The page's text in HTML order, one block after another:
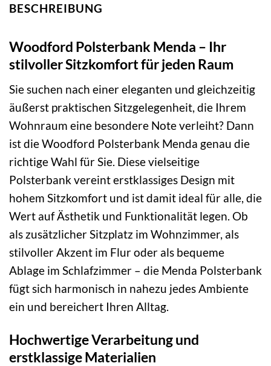
BESCHREIBUNG
Woodford Polsterbank Menda – Ihr
stilvoller Sitzkomfort für jeden Raum
Sie suchen nach einer eleganten und gleichzeitig
äußerst praktischen Sitzgelegenheit, die Ihrem
Wohnraum eine besondere Note verleiht? Dann
ist die Woodford Polsterbank Menda genau die
richtige Wahl für Sie. Diese vielseitige
Polsterbank vereint erstklassiges Design mit
hohem Sitzkomfort und ist damit ideal für alle, die
Wert auf Ästhetik und Funktionalität legen. Ob
als zusätzlicher Sitzplatz im Wohnzimmer, als
stilvoller Akzent im Flur oder als bequeme
Ablage im Schlafzimmer – die Menda Polsterbank
fügt sich harmonisch in nahezu jedes Ambiente
ein und bereichert Ihren Alltag.
Hochwertige Verarbeitung und
erstklassige Materialien